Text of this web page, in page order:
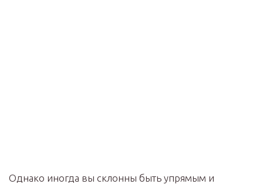
Однако иногда вы склонны быть упрямым и